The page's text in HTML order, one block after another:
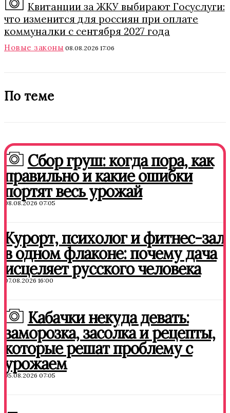
Квитанции за ЖКУ выбирают Госуслуги:
что изменится для россиян при оплате
коммуналки с сентября 2027 года
Новые законы 08.08.2026 17:06
По теме
Сбор груш: когда пора, как
правильно и какие ошибки
портят весь урожай
08.08.2026 07:05
Курорт, психолог и фитнес-зал
в одном флаконе: почему дача
исцеляет русского человека
07.08.2026 16:00
Кабачки некуда девать:
заморозка, засолка и рецепты,
которые решат проблему с
урожаем
05.08.2026 07:05